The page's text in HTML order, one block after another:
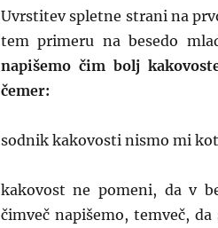
Uvrstitev spletne strani na
tem primeru na besedo
napišemo čim bolj
čemer:
sodnik kakovosti nismo mi
kakovost ne pomeni, da v
čimveč napišemo, temveč,